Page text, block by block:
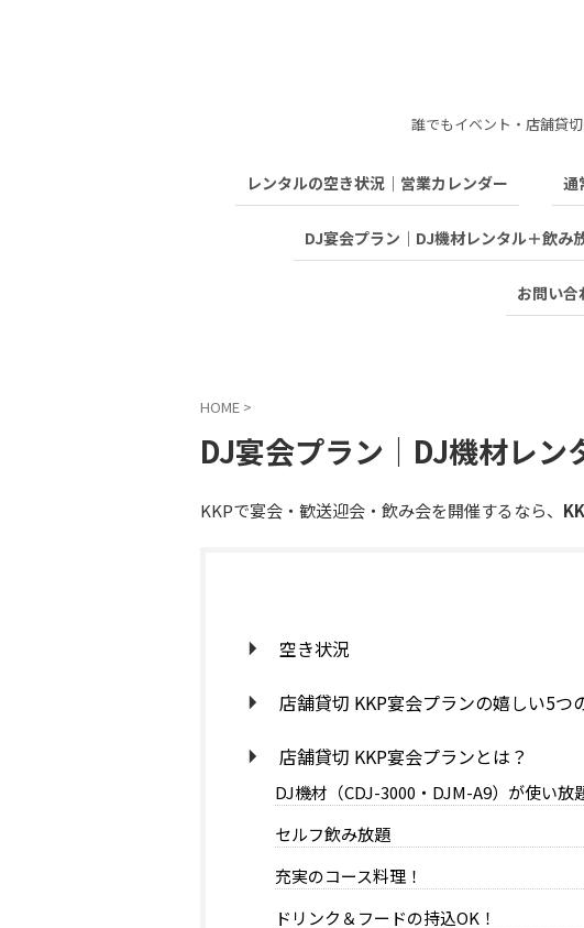
誰でもイベント・店舗貸
レンタルの空き状況｜営業カレンダー 通
DJ宴会プラン｜DJ機材レンタル＋飲み
お問い合
HOME >
DJ宴会プラン｜DJ機材レ
KKPで宴会・歓送迎会・飲み会を開催するなら、
空き状況
店舗貸切 KKP宴会プランの嬉しい5つ
店舗貸切 KKP宴会プランとは？
DJ機材（CDJ-3000・DJM-A9）が使い放
セルフ飲み放題
充実のコース料理！
ドリンク＆フードの持込OK！